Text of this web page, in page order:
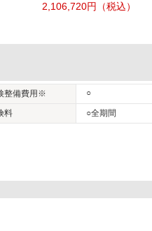
2,106,720円 （税込）
整備費用※ ○
料
○全期間